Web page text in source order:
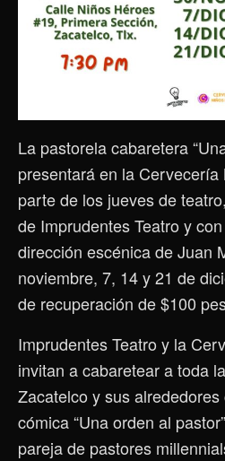
La pastorela cabaretera
presentará en la
parte de los jueves de
de Imprudentes Teatro y
dirección escénica de Juan
noviembre, 7, 14 y 21 de
de recuperación de $100
Imprudentes Teatro y la
invitan a cabaretear a toda
Zacatelco y sus
cómica “Una orden al
pareja de pastores